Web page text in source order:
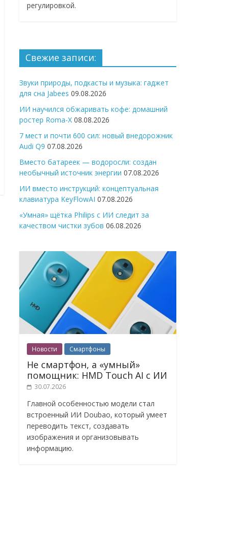
регулировкой.
Свежие записи:
Звуки природы, подкасты и музыка: гаджет
для сна Jabees 09.08.2026
ИИ научился обжаривать кофе: домашний
ростер Roma-X 08.08.2026
7 мест и почти 600 сил: новый внедорожник
Audi Q9 07.08.2026
Вместо батареек — водоросли: создан
необычный источник энергии 07.08.2026
ИИ вместо инструкций: концептуальная
клавиатура KeyFlowAI 07.08.2026
«Умная» щётка Philips с ИИ следит за
качеством чистки зубов 06.08.2026
Новости Смартфоны
Не смартфон, а «умный»
помощник: HMD Touch AI с ИИ
30.07.2026
Главной особенностью модели стал
встроенный ИИ Doubao, который умеет
переводить текст, создавать
изображения и организовывать
информацию.